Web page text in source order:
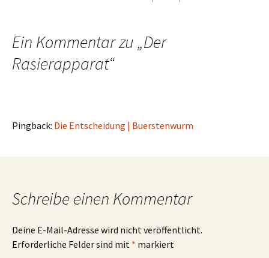
Ein Kommentar zu „Der
Rasierapparat“
Pingback: Die Entscheidung | Buerstenwurm
Schreibe einen Kommentar
Deine E-Mail-Adresse wird nicht veröffentlicht.
Erforderliche Felder sind mit * markiert